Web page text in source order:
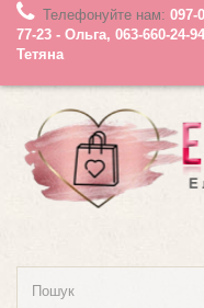
Телефонуйте нам: 097-
77-23 - Ольга, 063-660-24-
Тетяна